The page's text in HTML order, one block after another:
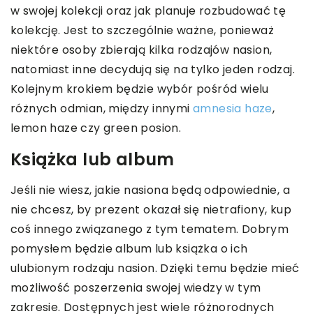
w swojej kolekcji oraz jak planuje rozbudować tę
kolekcję. Jest to szczególnie ważne, ponieważ
niektóre osoby zbierają kilka rodzajów nasion,
natomiast inne decydują się na tylko jeden rodzaj.
Kolejnym krokiem będzie wybór pośród wielu
różnych odmian, między innymi amnesia haze,
lemon haze czy green posion.
Książka lub album
Jeśli nie wiesz, jakie nasiona będą odpowiednie, a
nie chcesz, by prezent okazał się nietrafiony, kup
coś innego związanego z tym tematem. Dobrym
pomysłem będzie album lub książka o ich
ulubionym rodzaju nasion. Dzięki temu będzie mieć
możliwość poszerzenia swojej wiedzy w tym
zakresie. Dostępnych jest wiele różnorodnych